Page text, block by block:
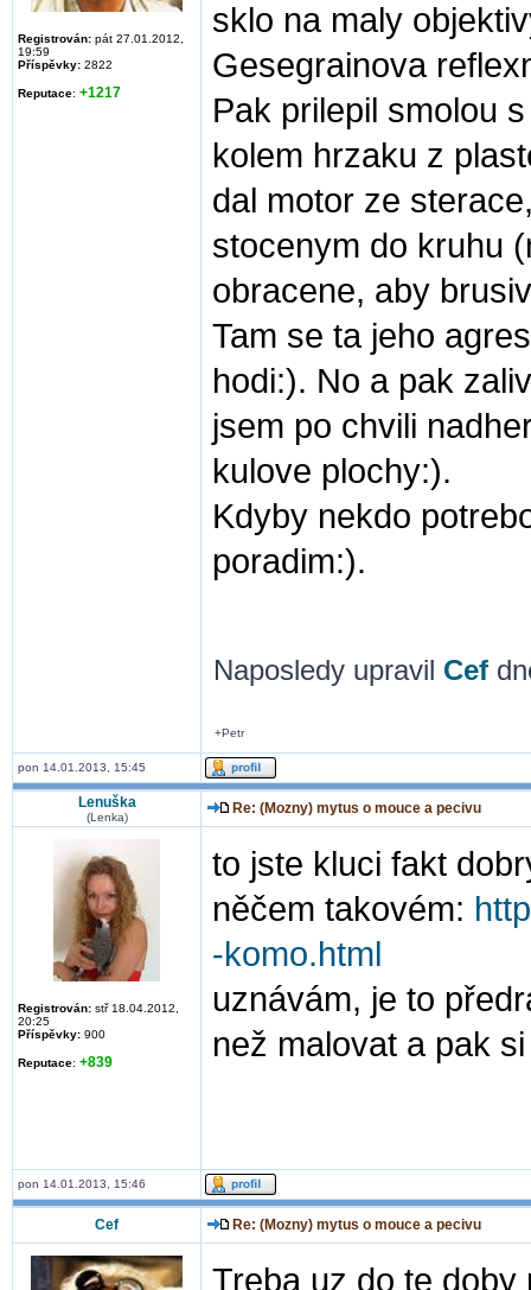
Registrován: pát 27.01.2012,
19:59
Příspěvky: 2822
Reputace: +1217
sklo na maly
Gesegrainova
Pak prilepil smolou
kolem hrzaku z
dal motor ze
stocenym do kruhu
obracene, aby
Tam se ta jeho
hodi:). No a pak
jsem po chvili
kulove plochy:).
Kdyby nekdo
poradim:).
Naposledy upravil Cef
+Petr
pon 14.01.2013, 15:45
Lenuška
(Lenka)
Re: (Mozny) mytus o mouce a pecivu
Registrován: stř 18.04.2012,
20:25
Příspěvky: 900
Reputace: +839
to jste kluci fakt
něčem takovém:
-komo.html
uznávám, je to
než malovat a pak
pon 14.01.2013, 15:46
Cef Re: (Mozny) mytus o mouce a pecivu
Treba uz do te doby